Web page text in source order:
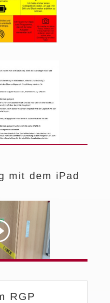
mit dem iPad
RGP